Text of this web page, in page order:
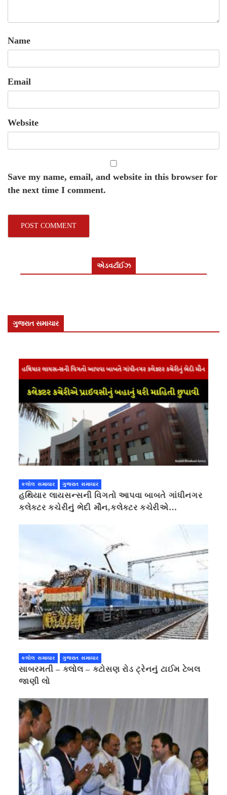
Name
Email
Website
Save my name, email, and website in this browser for
the next time I comment.
એડવર્ટાઈઝ
ગુજરાત સમાચાર
કલોલ સમાચાર ગુજરાત સમાચાર
હથિયાર લાયસન્સની વિગતો આપવા બાબતે ગાંધીનગર
કલેક્ટર કચેરીનું ભેદી મૌન,કલેક્ટર કચેરીએ
કલોલ સમાચાર ગુજરાત સમાચાર
સાબરમતી – કલોલ – કટોસણ રોડ ટ્રેનનું ટાઈમ ટેબલ
જાણી લો